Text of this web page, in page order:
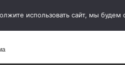
использовать сайт, мы будем